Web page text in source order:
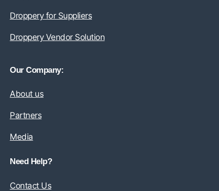
Droppery for Suppliers
Droppery Vendor Solution
Our Company:
About us
Partners
Media
Need Help?
Contact Us